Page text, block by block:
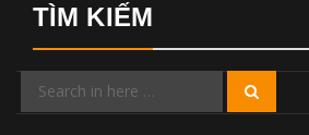
TÌM KIẾM
Search